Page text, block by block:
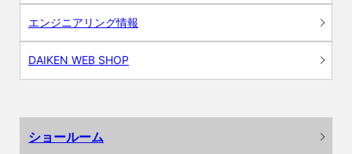
エンジニアリング情報
DAIKEN WEB SHOP
ショールーム